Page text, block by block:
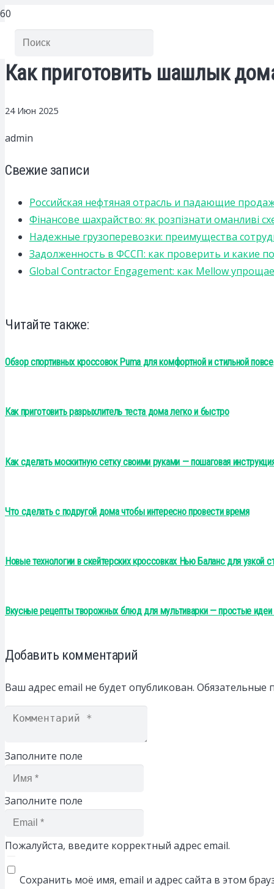
Как приготовить шашлык
24 Июн 2025
admin
Свежие записи
Российская нефтяная отрасль и падающие
Фінансове шахрайство: як розпізнати оманливі
Надежные грузоперевозки: преимущества
Задолженность в ФССП: как проверить и какие
Global Contractor Engagement: как Mellow
Читайте также:
Обзор спортивных кроссовок Puma для комфортной и стильной
Как приготовить разрыхлитель теста дома легко и быстро
Как сделать москитную сетку своими руками — пошаговая
Что сделать с подругой дома чтобы интересно провести время
Новые технологии в скейтерских кроссовках Нью Баланс для узкой
Вкусные рецепты творожных блюд для мультиварки — простые
Добавить комментарий
Ваш адрес email не будет опубликован. Обязательные
Заполните поле
Заполните поле
Пожалуйста, введите корректный адрес email.
Сохранить моё имя, email и адрес сайта в этом